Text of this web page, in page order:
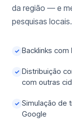
da região — e
pesquisas locais.
✓ Backlinks
✓ Distribuição
com outras
✓ Simulação de
Google